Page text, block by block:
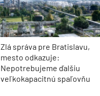
Zlá správa pre Bratislavu,
mesto odkazuje:
Nepotrebujeme ďalšiu
veľkokapacitnú spaľovňu